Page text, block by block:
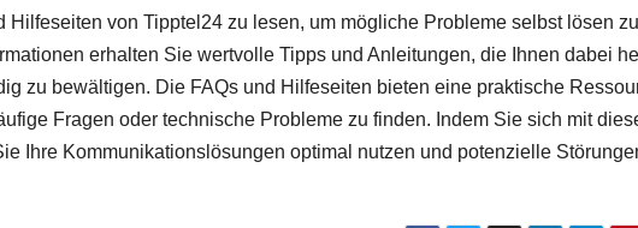
Hilfeseiten von Tipptel24 zu lesen, um mögliche Probleme selbst lösen zu
erhalten Sie wertvolle Tipps und Anleitungen, die Ihnen dabei
zu bewältigen. Die FAQs und Hilfeseiten bieten eine praktische
Fragen oder technische Probleme zu finden. Indem Sie sich mit
Ihre Kommunikationslösungen optimal nutzen und potenzielle